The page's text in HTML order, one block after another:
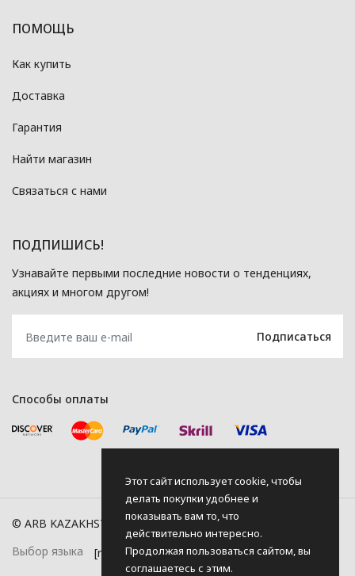
ПОМОЩЬ
Как купить
Доставка
Гарантия
Найти магазин
Связаться с нами
ПОДПИШИСЬ!
Узнавайте первыми последние новости о тенденциях,
акциях и многом другом!
Способы оплаты
© ARB KAZAKHSTAN, 2026
Выбор языка
Этот сайт использует cookie, чтобы
делать покупки удобнее и
показывать вам то, что
действительно интересно.
Продолжая пользоваться сайтом, вы
соглашаетесь с этим.